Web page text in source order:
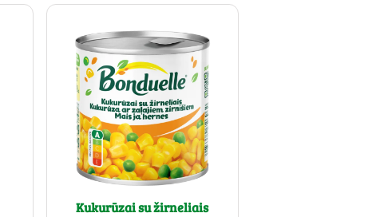
Kukurūzai su žirneliais